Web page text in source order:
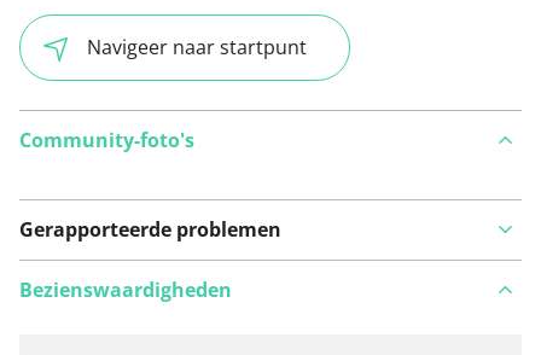
Navigeer naar startpunt
Community-foto's
Gerapporteerde problemen
Bezienswaardigheden